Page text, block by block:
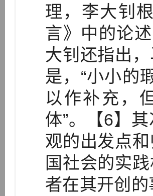
理，李大钊
言》中的论
大钊还指出
是，“小小的
以作补充，
体”。【6】
观的出发点
国社会的实
者在其开创